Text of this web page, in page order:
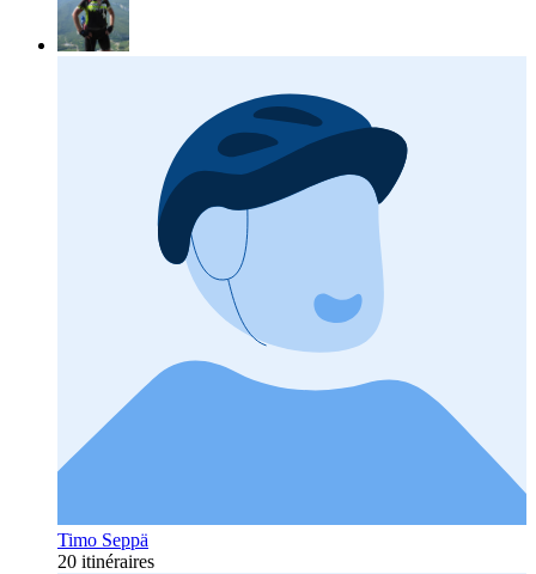
Timo Seppä
20 itinéraires